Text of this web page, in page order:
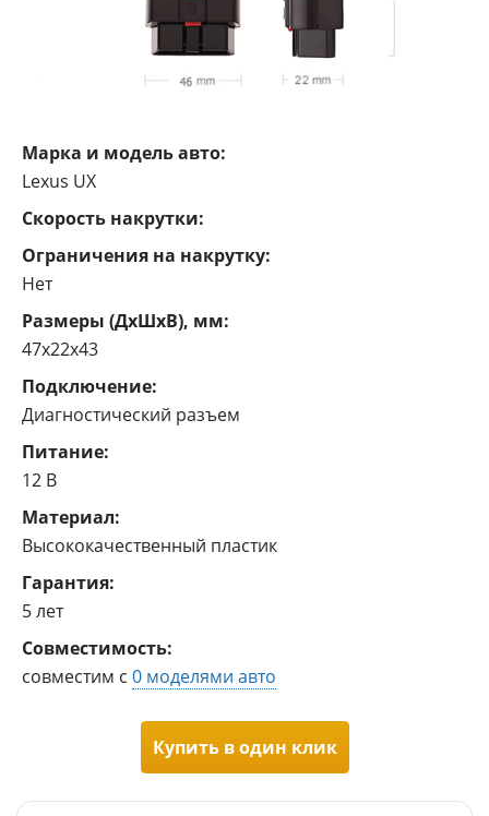
Марка и модель авто:
Lexus UX
Cкорость накрутки:
Ограничения на накрутку:
Нет
Размеры (ДxШxВ), мм:
47x22x43
Подключение:
Диагностический разъем
Питание:
12 В
Материал:
Высококачественный пластик
Гарантия:
5 лет
Совместимость:
совместим с 0 моделями авто
Купить в один клик